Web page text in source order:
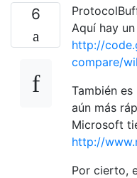
6
Aquí hay
http://
compare/
También
aún más
Microsoft
http://
Por cierto,